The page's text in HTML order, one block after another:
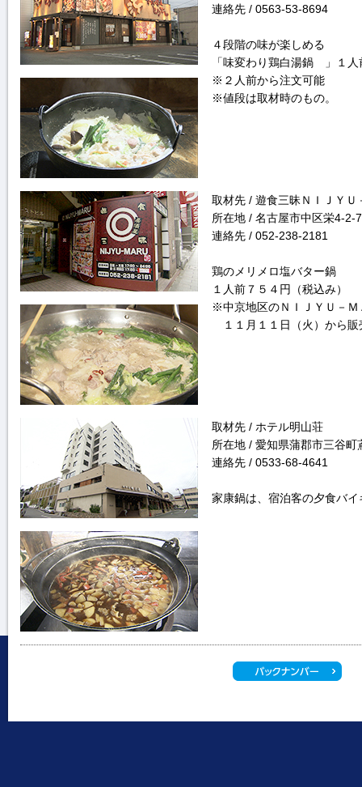
連絡先 / 0563-53-8694
４段階の味が楽しめる
「味変わり鶏白湯鍋 」１
※２人前から注文可能
※値段は取材時のもの。
取材先 / 遊食三昧ＮＩＪＹ
所在地 / 名古屋市中区栄4-2-
連絡先 / 052-238-2181
鶏のメリメロ塩バター鍋
１人前７５４円（税込み）
※中京地区のＮＩＪＹＵ－Ｍ
１１月１１日（火）から販
取材先 / ホテル明山荘
所在地 / 愛知県蒲郡市三谷町
連絡先 / 0533-68-4641
家康鍋は、宿泊客の夕食バ